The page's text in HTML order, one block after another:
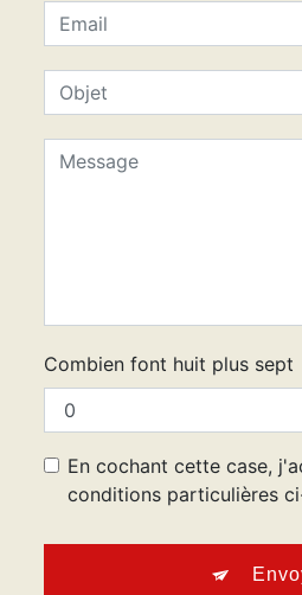
Combien font huit plus sept
En cochant cette case,
conditions particulières